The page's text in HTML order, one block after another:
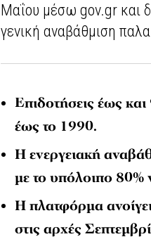
Μαΐου μέσω gov.gr και
γενική αναβάθμιση
Επιδοτήσεις έως
έως το 1990.
Η ενεργειακή
με το υπόλοιπο 80%
Η πλατφόρμα
στις αρχές